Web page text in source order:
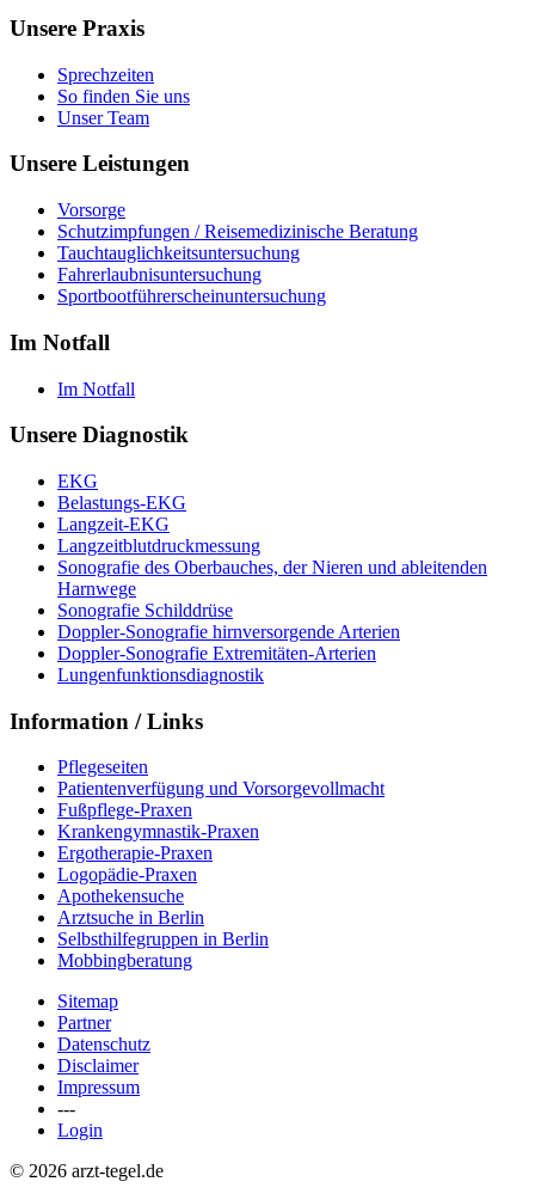
Unsere Praxis
Sprechzeiten
So finden Sie uns
Unser Team
Unsere Leistungen
Vorsorge
Schutzimpfungen / Reisemedizinische Beratung
Tauchtauglichkeitsuntersuchung
Fahrerlaubnisuntersuchung
Sportbootführerscheinuntersuchung
Im Notfall
Im Notfall
Unsere Diagnostik
EKG
Belastungs-EKG
Langzeit-EKG
Langzeitblutdruckmessung
Sonografie des Oberbauches, der Nieren und ableitenden
Harnwege
Sonografie Schilddrüse
Doppler-Sonografie hirnversorgende Arterien
Doppler-Sonografie Extremitäten-Arterien
Lungenfunktionsdiagnostik
Information / Links
Pflegeseiten
Patientenverfügung und Vorsorgevollmacht
Fußpflege-Praxen
Krankengymnastik-Praxen
Ergotherapie-Praxen
Logopädie-Praxen
Apothekensuche
Arztsuche in Berlin
Selbsthilfegruppen in Berlin
Mobbingberatung
Sitemap
Partner
Datenschutz
Disclaimer
Impressum
---
Login
© 2026 arzt-tegel.de